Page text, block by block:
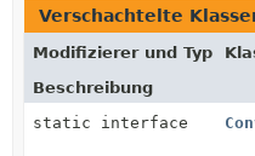
Verschachtelte
Modifizierer und Typ
Beschreibung
static interface